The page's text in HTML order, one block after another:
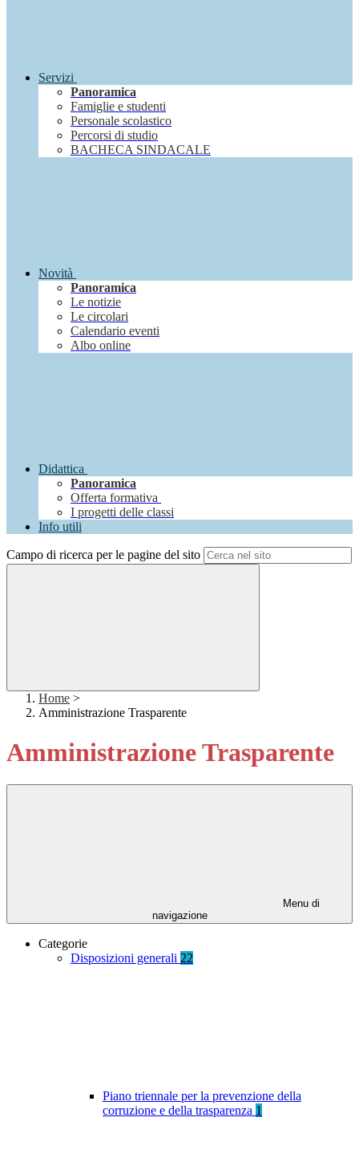
Servizi
Panoramica
Famiglie e studenti
Personale scolastico
Percorsi di studio
BACHECA SINDACALE
Novità
Panoramica
Le notizie
Le circolari
Calendario eventi
Albo online
Didattica
Panoramica
Offerta formativa
I progetti delle classi
Info utili
Campo di ricerca per le pagine del sito
Home >
Amministrazione Trasparente
Amministrazione Trasparente
Menu di
navigazione
Categorie
Disposizioni generali 22
Piano triennale per la prevenzione della
corruzione e della trasparenza 1